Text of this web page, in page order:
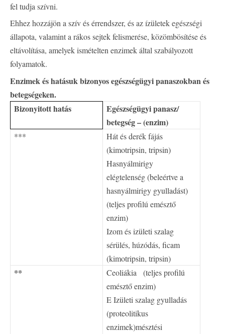
fel tudja szívni.
Ehhez hozzájön a szív és érrendszer, és az ízületek egészségi
állapota, valamint a rákos sejtek felismerése, közömbösítése és
eltávolítása, amelyek ismételten enzimek által szabályozott
folyamatok.
Enzimek és hatásuk bizonyos egészségügyi panaszokban és
betegségeken.
Bizonyitott hatás
Egészségügyi panasz/
betegség – (enzim)
***
Hát és derék fájás
(kimotripsin, tripsin)
Hasnyálmirigy
elégtelenség (beleértve a
hasnyálmirigy gyulladást)
(teljes profilú emésztő
enzim)
Izom és izületi szalag
sérülés, húzódás, ficam
(kimotripsin, tripsin)
**
Ceoliákia (teljes profilú
emésztő enzim)
EIzületi szalag gyulladás
(proteolitikus
enzimek)mésztési